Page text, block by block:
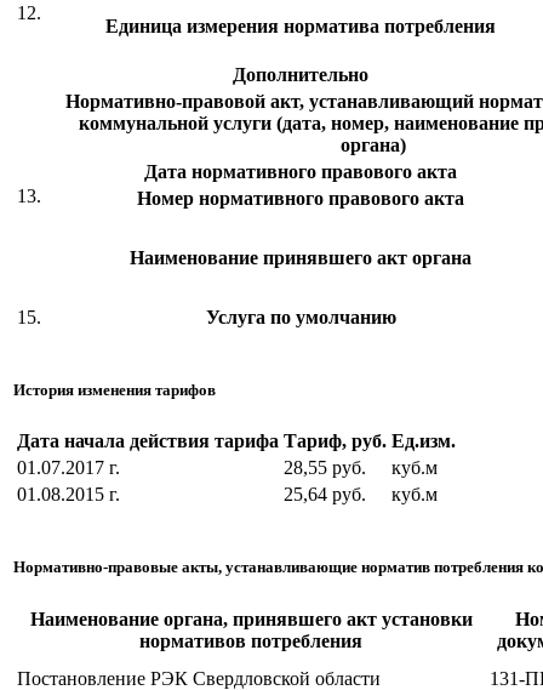
12.
Единица измерения норматива потребления
Дополнительно
13.
Нормативно-правовой акт, устанавливающий
коммунальной услуги (дата, номер, наименование
органа)
Дата нормативного правового акта
Номер нормативного правового акта
Наименование принявшего акт органа
15. Услуга по умолчанию
История изменения тарифов
Дата начала действия тарифа Тариф, руб. Ед.изм.
01.07.2017 г.
28,55 руб.
куб.м
01.08.2015 г.
25,64 руб. куб.м
Нормативно-правовые акты, устанавливающие норматив потребления
Наименование органа, принявшего акт установки
нормативов потребления
Постановление РЭК Свердловской области
131-